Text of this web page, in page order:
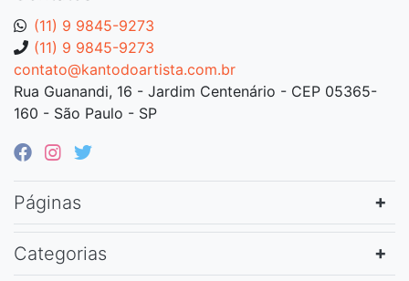
(11) 9 9845-9273
(11) 9 9845-9273
contato@kantodoartista.com.br
Rua Guanandi, 16 - Jardim Centenário - CEP 05365-
160 - São Paulo - SP
Páginas
Categorias